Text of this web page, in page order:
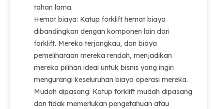
tahan lama.
Hemat biaya: Katup forklift hemat biaya
dibandingkan dengan komponen lain dari
forklift. Mereka terjangkau, dan biaya
pemeliharaan mereka rendah, menjadikan
mereka pilihan ideal untuk bisnis yang ingin
mengurangi keseluruhan biaya operasi mereka.
Mudah dipasang: Katup forklift mudah dipasang
dan tidak memerlukan pengetahuan atau